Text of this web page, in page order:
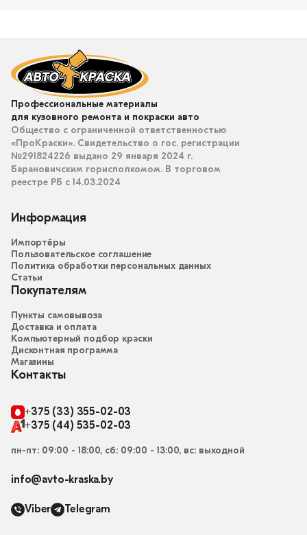
Профессиональные материалы
для кузовного ремонта и покраски авто
Общество с ограниченной ответственностью
«ПроКраски». Свидетельство о гос. регистрации
№291824226 выдано 29 января 2024 г.
Барановичским горисполкомом. В торговом
реестре РБ с 14.03.2024
Информация
Импортёры
Пользовательское соглашение
Политика обработки персональных данных
Статьи
Покупателям
Пункты самовывоза
Доставка и оплата
Компьютерный подбор краски
Дисконтная программа
Магазины
Контакты
+375 (33) 355-02-03
+375 (44) 535-02-03
пн-пт: 09:00 - 18:00, сб: 09:00 - 13:00, вс: выходной
info@avto-kraska.by
Viber Telegram